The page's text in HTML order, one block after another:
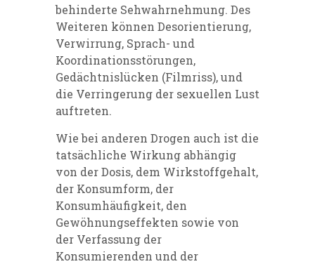
behinderte Sehwahrnehmung. Des
Weiteren können Desorientierung,
Verwirrung, Sprach- und
Koordinationsstörungen,
Gedächtnislücken (Filmriss), und
die Verringerung der sexuellen Lust
auftreten.
Wie bei anderen Drogen auch ist die
tatsächliche Wirkung abhängig
von der Dosis, dem Wirkstoffgehalt,
der Konsumform, der
Konsumhäufigkeit, den
Gewöhnungseffekten sowie von
der Verfassung der
Konsumierenden und der